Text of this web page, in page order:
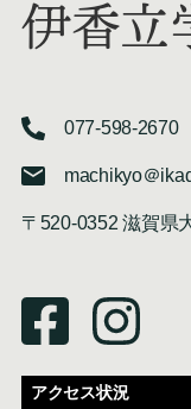
伊香立
077-598-2670
machikyo＠
〒520-0352 滋賀県
アクセス状況